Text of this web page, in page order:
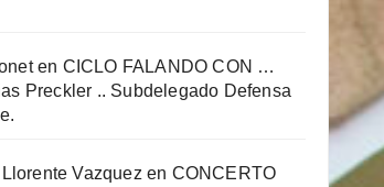
en CICLO FALANDO CON …
Preckler .. Subdelegado Defensa
Vazquez en CONCERTO